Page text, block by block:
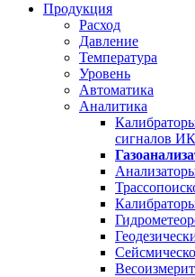
Продукция
Расход
Давление
Температура
Уровень
Автоматика
Аналитика
сигналов